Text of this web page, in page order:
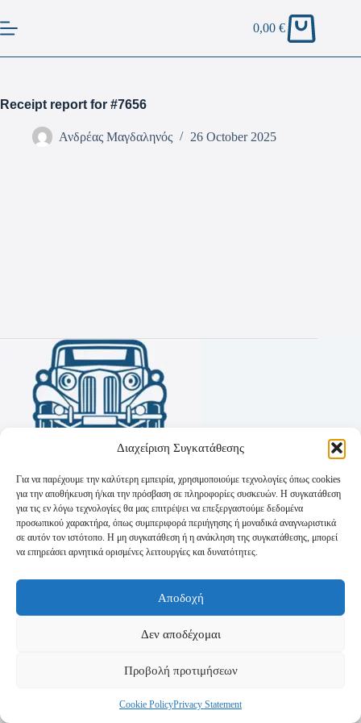
Διαχείριση Συγκατάθεσης
Για να παρέχουμε την καλύτερη εμπειρία, χρησιμοποιούμε τεχνολογίες όπως cookies
για την αποθήκευση ή/και την πρόσβαση σε πληροφορίες συσκευών. Η συγκατάθεση
για τις εν λόγω τεχνολογίες θα μας επιτρέψει να επεξεργαστούμε δεδομένα
προσωπικού χαρακτήρα, όπως συμπεριφορά περιήγησης ή μοναδικά αναγνωριστικά
σε αυτόν τον ιστότοπο. Η μη συγκατάθεση ή η ανάκληση της συγκατάθεσης, μπορεί
να επηρεάσει αρνητικά ορισμένες λειτουργίες και δυνατότητες.
Αποδοχή
Δεν αποδέχομαι
Προβολή προτιμήσεων
Cookie PolicyPrivacy Statement
0,00€
Receipt report for #7656
Ανδρέας Μαγδαληνός 26 October 2025
Πολιτική Απορρήτου
Τρόποι Αποστολής
Τρόποι Πληρωμής